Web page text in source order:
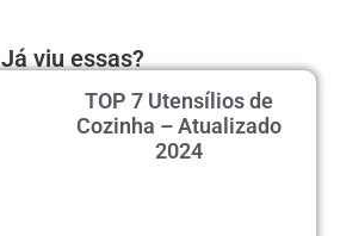
Já viu essas?
TOP 7 Utensílios de
Cozinha – Atualizado
2024